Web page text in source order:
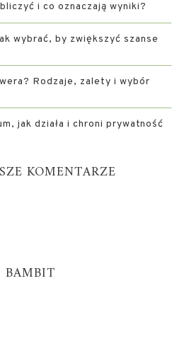
i co oznaczają wyniki?
wybrać, by zwiększyć szanse
Rodzaje, zalety i wybór
jak działa i chroni prywatność
KOMENTARZE
BAMBIT